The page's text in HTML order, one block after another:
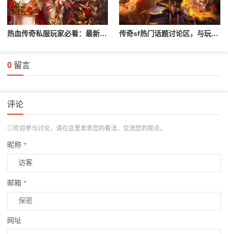
热血传奇私服玩家必看：最新开服信息 传奇sf热门话题讨论区，与玩家互动交流！
0 留言
评论
◎欢迎参与讨论，请在这里发表您的看法、交流您的观点。
昵称 *
邮箱 *
网址